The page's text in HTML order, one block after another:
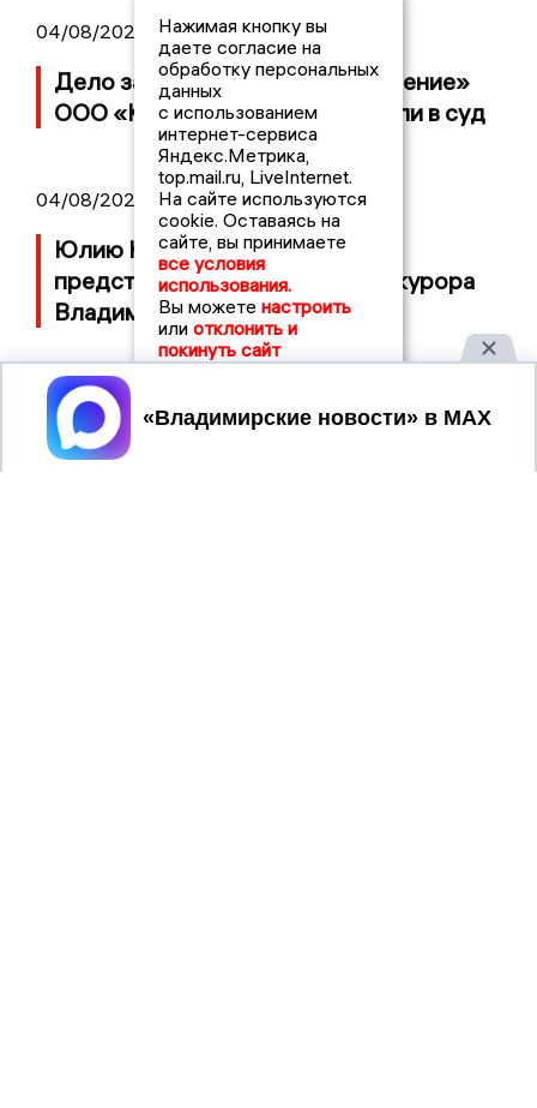
04/08/2026 15:40
Дело застройщика ЖК «Поколение»
ООО «Капитал Строй» передали в суд
04/08/2026 11:36
Юлию Калистову официально
представили в должности прокурора
Владимирской области
Нажимая кнопку вы
даете согласие на
обработку персональных
данных
с использованием
интернет-сервиса
Яндекс.Метрика,
top.mail.ru, LiveInternet.
На сайте используются
cookie. Оставаясь на
сайте, вы принимаете
все условия
использования.
Вы можете настроить
или отклонить и
покинуть сайт
Принять